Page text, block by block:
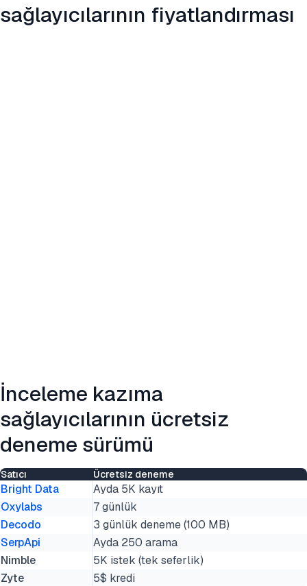
sağlayıcılarının fiyatlandırması
İnceleme kazıma
sağlayıcılarının ücretsiz
deneme sürümü
Satıcı Ücretsiz deneme
Bright Data
Ayda 5K kayıt
Oxylabs
7 günlük
Decodo
3 günlük deneme (100 MB)
SerpApi
Ayda 250 arama
Nimble
5K istek (tek seferlik)
Zyte
5$ kredi